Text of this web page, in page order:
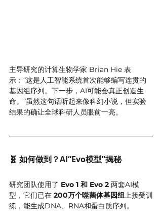
主导研究的计算生物学家 Brian Hie 表
示：“这是人工智能系统首次能够编写连贯的
基因组序列。下一步，AI可能会真正创造生
命。”虽然这句话听起来像科幻小说，但实验
结果的确让全球科研人员眼前一亮。
🧬 如何做到？AI“Evo模型”揭秘
研究团队使用了 Evo 1 和 Evo 2 两套AI模
型，它们已在 200万个噬菌体基因组上接受训
练，能生成DNA、RNA和蛋白质序列。